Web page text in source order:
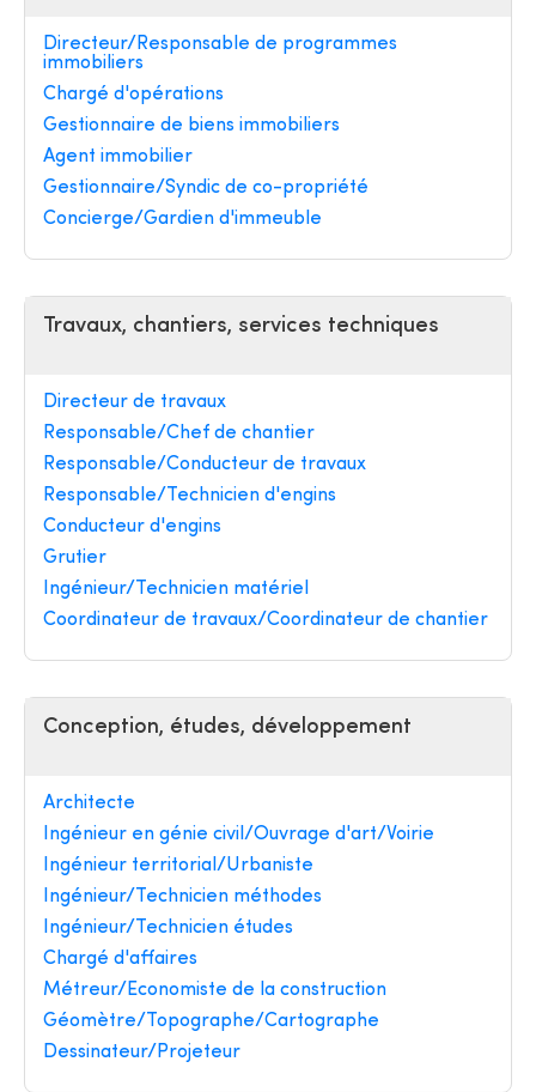
Directeur/Responsable de programmes
immobiliers
Chargé d'opérations
Gestionnaire de biens immobiliers
Agent immobilier
Gestionnaire/Syndic de co-propriété
Concierge/Gardien d'immeuble
Travaux, chantiers, services techniques
Directeur de travaux
Responsable/Chef de chantier
Responsable/Conducteur de travaux
Responsable/Technicien d'engins
Conducteur d'engins
Grutier
Ingénieur/Technicien matériel
Coordinateur de travaux/Coordinateur de chantier
Conception, études, développement
Architecte
Ingénieur en génie civil/Ouvrage d'art/Voirie
Ingénieur territorial/Urbaniste
Ingénieur/Technicien méthodes
Ingénieur/Technicien études
Chargé d'affaires
Métreur/Economiste de la construction
Géomètre/Topographe/Cartographe
Dessinateur/Projeteur